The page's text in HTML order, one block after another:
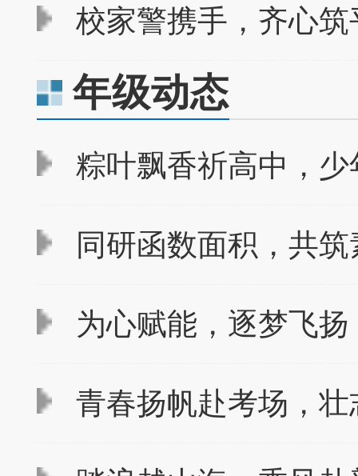
校家警携手，齐心筑
年级动态
粽叶飘香祈高中，少
同研函数面积，共筑
为心赋能，逐梦飞扬
青春扬帆赴考场，壮